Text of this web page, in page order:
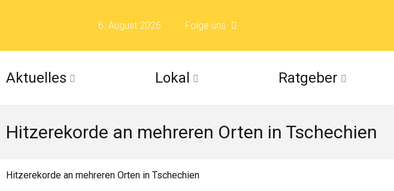
6. August 2026 Folge uns
Folge uns auf Flickr
Aktuelles Lokal Ratgeber
Hitzerekorde an mehreren Orten in Tschechien
Hitzerekorde an mehreren Orten in Tschechien